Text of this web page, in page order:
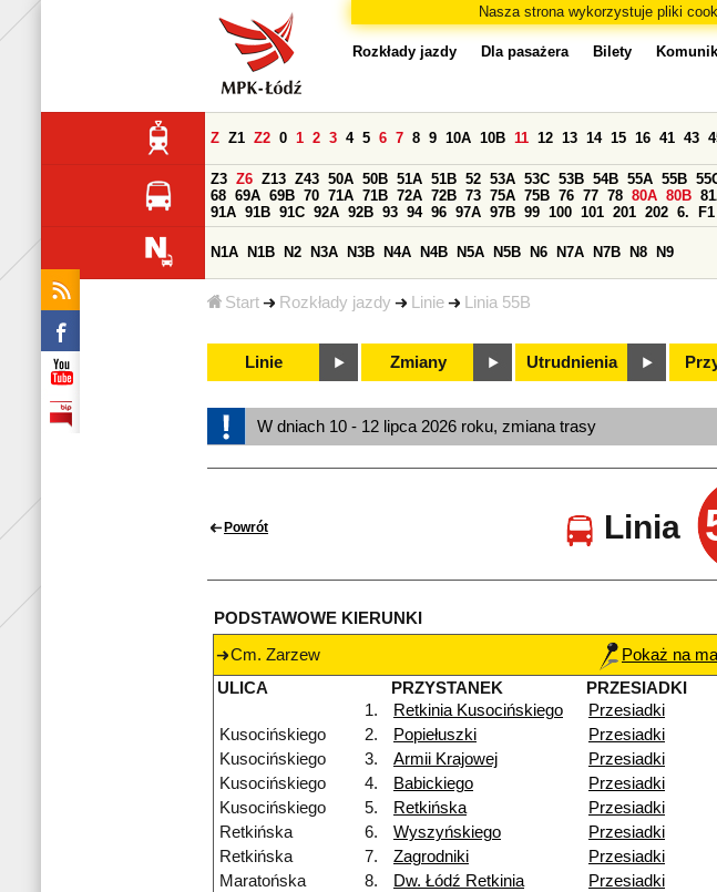
Nasza strona wykorzystuje pliki
Start Rozkłady jazdy Linie Linia 55B
Rozkłady jazdy Dla pasażera Bilety
Z Z1 Z2 0 1 2 3 4 5 6 7 8 9 10A 10B 11 12 13 14 15 16 41 43
Z3 Z6 Z13 Z43 50A 50B 51A 51B 52 53A 53C 53B 54B 55A 55B
68 69A 69B 70 71A 71B 72A 72B 73 75A 75B 76 77 78 80A 80B
91A 91B 91C 92A 92B 93 94 96 97A 97B 99 100 101 201 202 6. F1
N1A N1B N2 N3A N3B N4A N4B N5A N5B N6 N7A N7B N8 N9
Linie Zmiany Utrudnienia
W dniach 10 - 12 lipca 2026 roku, zmiana trasy
Powrót Linia
PODSTAWOWE KIERUNKI
Cm. Zarzew
Pokaż na
ULICA
PRZYSTANEK
PRZESIADKI
1.
Retkinia Kusocińskiego
Przesiadki
Kusocińskiego
2. Popiełuszki
Przesiadki
Kusocińskiego
3. Armii Krajowej
Przesiadki
Kusocińskiego
4. Babickiego
Przesiadki
Kusocińskiego
5. Retkińska
Przesiadki
Retkińska
6. Wyszyńskiego
Przesiadki
Retkińska
7. Zagrodniki
Przesiadki
Maratońska
8. Dw. Łódź Retkinia
Przesiadki